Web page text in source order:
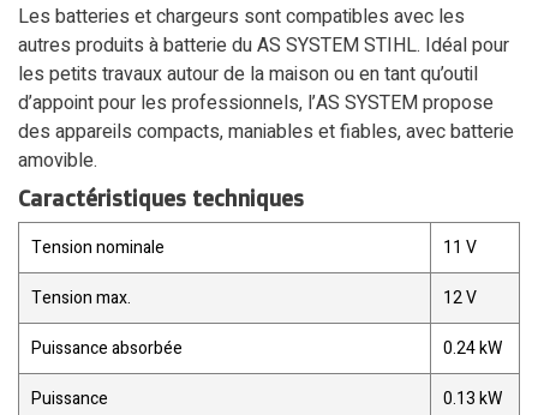
Les batteries et chargeurs sont compatibles avec les
autres produits à batterie du AS SYSTEM STIHL. Idéal pour
les petits travaux autour de la maison ou en tant qu’outil
d’appoint pour les professionnels, l’AS SYSTEM propose
des appareils compacts, maniables et fiables, avec batterie
amovible.
Caractéristiques techniques
Tension nominale
11 V
Tension max.
12 V
Puissance absorbée
0.24 kW
Puissance
0.13 kW